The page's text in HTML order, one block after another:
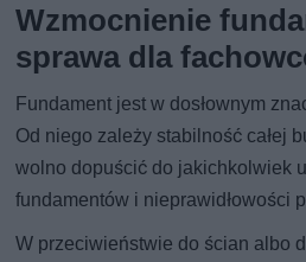
Wzmocnienie
sprawa dla
Fundament jest w dosłownym
Od niego zależy stabilność całej
wolno dopuścić do jakichkolwiek
fundamentów i nieprawidłowości
W przeciwieństwie do ścian albo